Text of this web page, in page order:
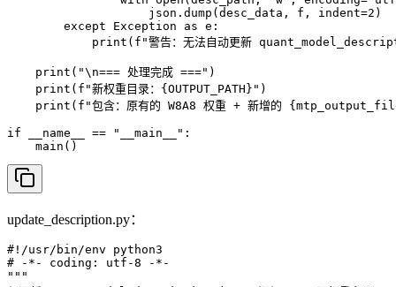
                    json.dump(desc_data, f, indent=2)
        except Exception as e:
print(f"警告：无法自动更新
    print("\n=== 处理完成 ===")
    print(f"新权重目录：{OUTPUT_PATH}")
print(f"包含：原有的 W8A8 权重 + 新增的
if __name__ == "__main__":
    main()
update_description.py：
#!/usr/bin/env python3
# -*- coding: utf-8 -*-
"""